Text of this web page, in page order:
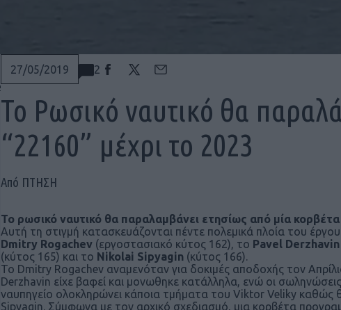
27/05/2019 2
Το Ρωσικό ναυτικό θα
“22160” μέχρι το 2023
Από ΠΤΗΣΗ
Το ρωσικό ναυτικό θα παραλαμβάνει ετησίως από μία
Αυτή τη στιγμή κατασκευάζονται πέντε πολεμικά πλοία του
Dmitry Rogachev (εργοστασιακό κύτος 162), το Pavel Derzhavin
(κύτος 165) και το Nikolai Sipyagin (κύτος 166).
Το Dmitry Rogachev αναμενόταν για δοκιμές αποδοχής τον
Derzhavin είχε βαφεί και μονωθηκε κατάλληλα, ενώ οι
ναυπηγείο ολοκληρώνει κάποια τμήματα του Viktor Veliky καθώς
Sipyagin. Σύμφωνα με τον αρχικό σχεδιασμό, μια κορβέτα